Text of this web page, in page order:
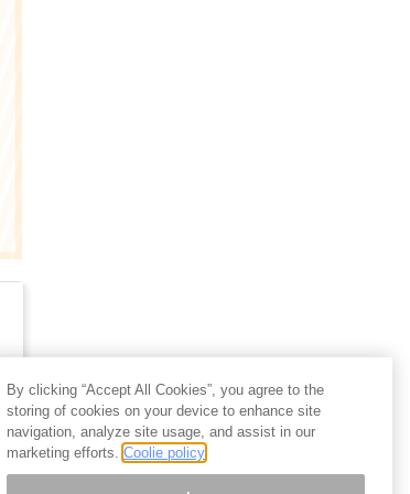
By clicking “Accept All Cookies”, you agree to the
storing of cookies on your device to enhance site
navigation, analyze site usage, and assist in our
marketing efforts. Coolie policy